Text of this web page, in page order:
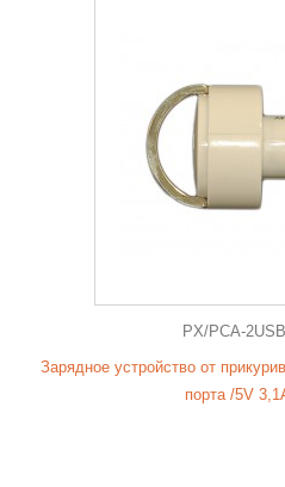
PX/PCA-
Зарядное устройство от
порта /5V